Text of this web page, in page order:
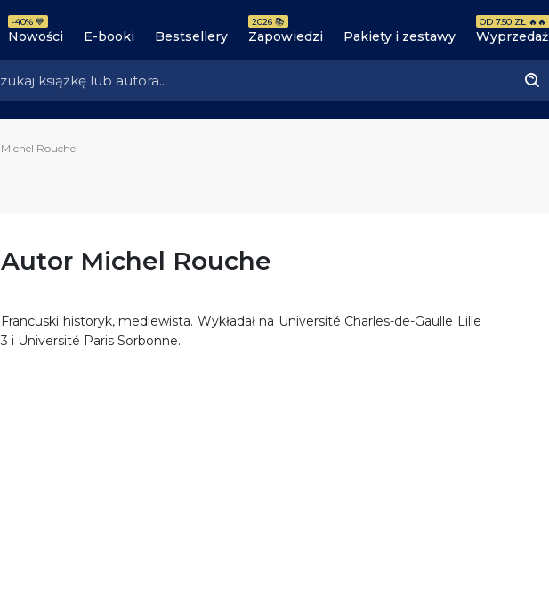
Nowości
-40% 💙
E-booki Bestsellery Zapowiedzi
2026 📚
Pakiety i zestawy Wyprzedaż
OD 7.50 ZŁ 🔥🔥
Michel Rouche
Autor Michel Rouche
Francuski historyk, mediewista. Wykładał na Université Charles-de-Gaulle Lille
3 i Université Paris Sorbonne.